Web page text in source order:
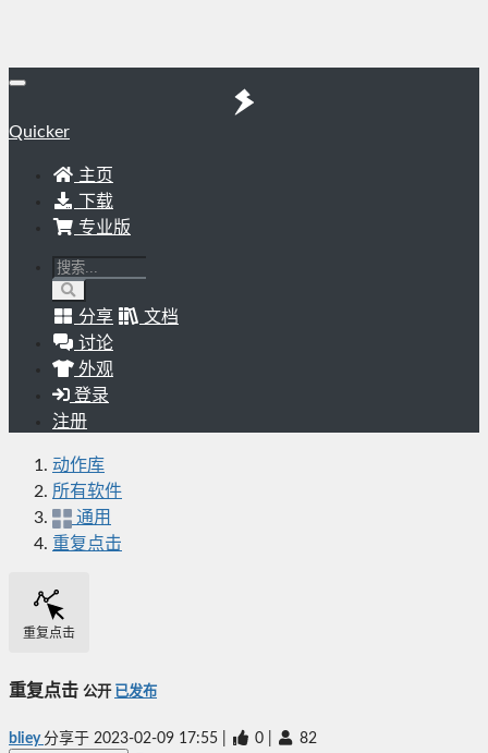
Quicker
主页
下载
专业版
分享
文档
讨论
外观
登录
注册
动作库
所有软件
通用
重复点击
重复点击
重复点击 公开 已发布
bliey分享于 2023-02-09 17:55 0 82